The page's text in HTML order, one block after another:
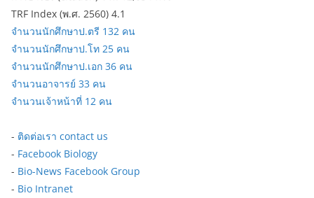
TRF Index (พ.ศ. 2560) 4.1
จำนวนนักศึกษาป.ตรี 132 คน
จำนวนนักศึกษาป.โท 25 คน
จำนวนนักศึกษาป.เอก 36 คน
จำนวนอาจารย์ 33 คน
จำนวนเจ้าหน้าที่ 12 คน
- ติดต่อเรา contact us
- Facebook Biology
- Bio-News Facebook Group
- Bio Intranet